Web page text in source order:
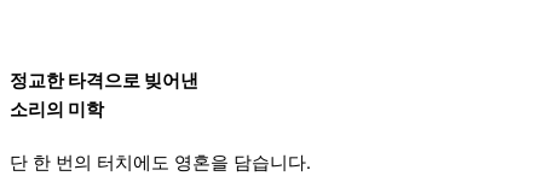
정교한 타격으로 빚어낸
소리의 미학
단 한 번의 터치에도 영혼을 담습니다.